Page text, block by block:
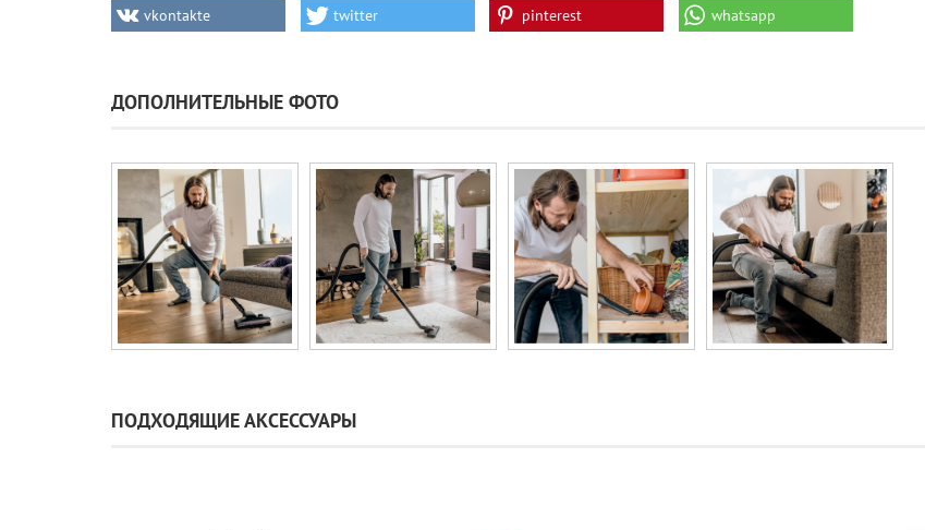
vkontakte twitter pinterest whatsapp
ДОПОЛНИТЕЛЬНЫЕ ФОТО
ПОДХОДЯЩИЕ АКСЕССУАРЫ